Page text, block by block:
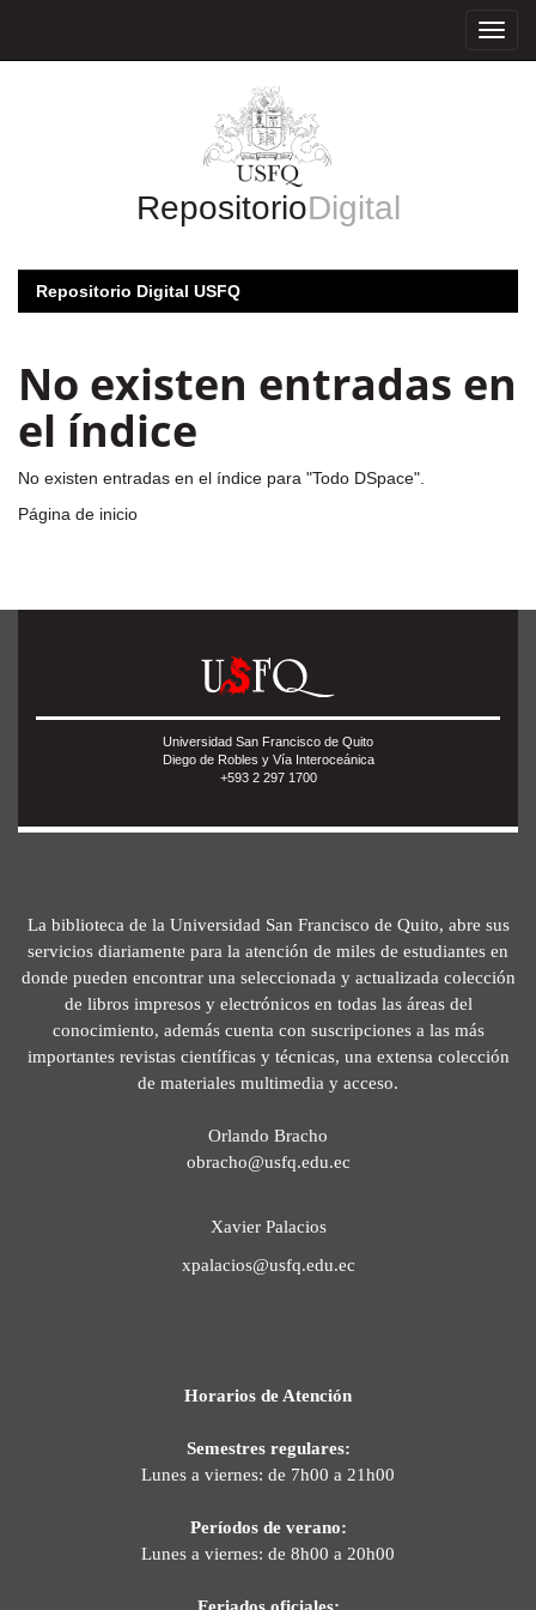
RepositorioDigital
Repositorio Digital USFQ
No existen entradas en
el índice
No existen entradas en el índice para "Todo DSpace".
Página de inicio
Universidad San Francisco de Quito
Diego de Robles y Vía Interoceánica
+593 2 297 1700
La biblioteca de la Universidad San Francisco de Quito, abre sus
servicios diariamente para la atención de miles de estudiantes en
donde pueden encontrar una seleccionada y actualizada colección
de libros impresos y electrónicos en todas las áreas del
conocimiento, además cuenta con suscripciones a las más
importantes revistas científicas y técnicas, una extensa colección
de materiales multimedia y acceso.
Orlando Bracho
obracho@usfq.edu.ec
Xavier Palacios
xpalacios@usfq.edu.ec
Horarios de Atención
Semestres regulares:
Lunes a viernes: de 7h00 a 21h00
Períodos de verano:
Lunes a viernes: de 8h00 a 20h00
Feriados oficiales: